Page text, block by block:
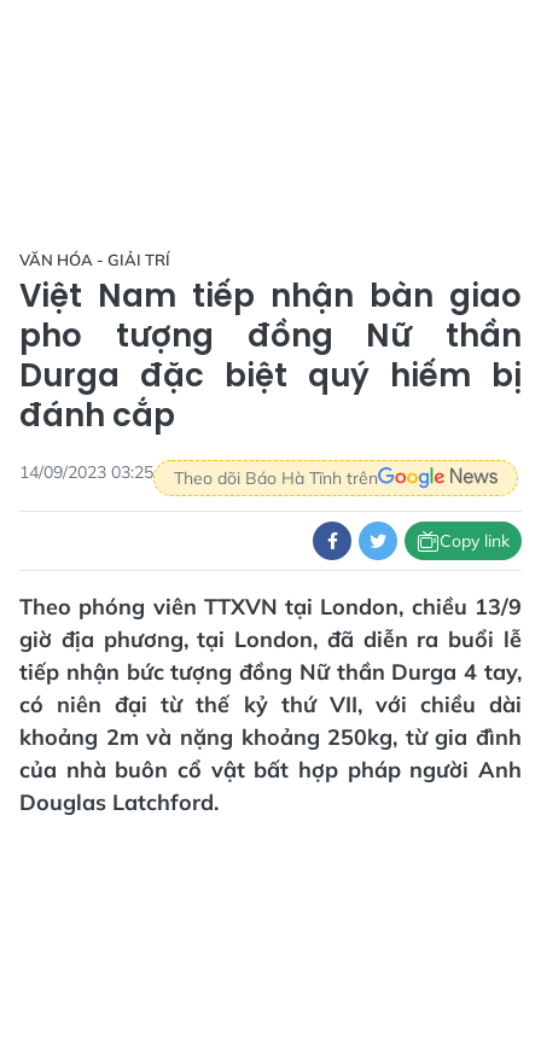
VĂN HÓA - GIẢI TRÍ
Việt Nam tiếp nhận bàn giao
pho tượng đồng Nữ thần
Durga đặc biệt quý hiếm bị
đánh cắp
14/09/2023 03:25 Theo dõi Báo Hà Tĩnh trên
Copy link
Theo phóng viên TTXVN tại London, chiều 13/9
giờ địa phương, tại London, đã diễn ra buổi lễ
tiếp nhận bức tượng đồng Nữ thần Durga 4 tay,
có niên đại từ thế kỷ thứ VII, với chiều dài
khoảng 2m và nặng khoảng 250kg, từ gia đình
của nhà buôn cổ vật bất hợp pháp người Anh
Douglas Latchford.